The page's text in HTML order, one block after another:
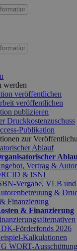
werden
veröffentlichen
veröffentlichen
publizieren
Druckkostenzuschuss
Publikation
zur
Ablauf
Vertrag &
& ISNI
Vergabe, VLB und
&
Finanzierung
& Finanzierung
Förderfonds 2026
Kalkulationen
WORT-Ausschüttung